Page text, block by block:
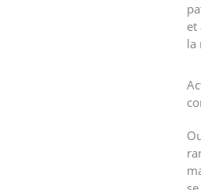
et
la